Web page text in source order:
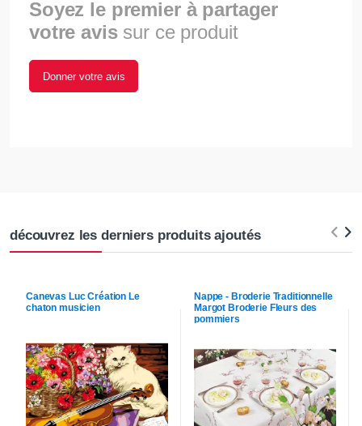
Soyez le premier à partager
votre avis sur ce produit
Donner votre avis
découvrez les derniers produits ajoutés
Canevas Luc Création Le
chaton musicien
Nappe - Broderie Traditionnelle
Margot BroderieFleurs des
pommiers